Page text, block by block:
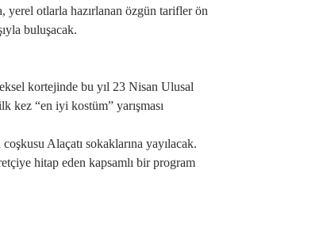
yerel otlarla hazırlanan özgün tarifler ön
buluşacak.
kortejinde bu yıl 23 Nisan Ulusal
kez “en iyi kostüm” yarışması
Alaçatı sokaklarına yayılacak.
hitap eden kapsamlı bir program